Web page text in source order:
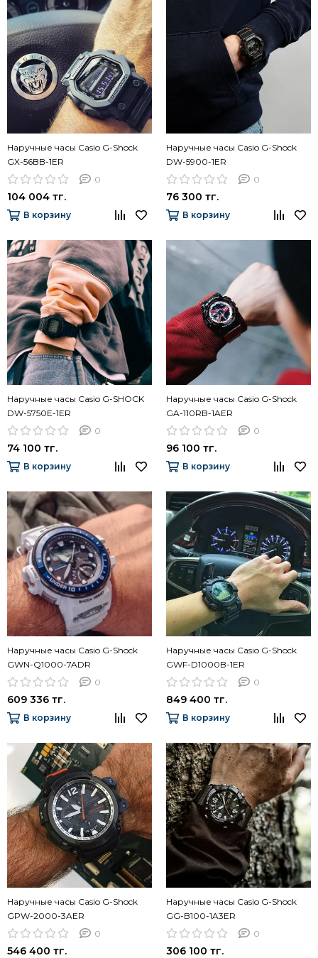
Наручные часы Casio G-Shock
GX-56BB-1ER
0
104 004 тг.
В корзину
Наручные часы Casio G-Shock
DW-5900-1ER
0
76 300 тг.
В корзину
Наручные часы Casio G-SHOCK
DW-5750E-1ER
0
74 100 тг.
В корзину
Наручные часы Casio G-Shock
GA-110RB-1AER
0
96 100 тг.
В корзину
Наручные часы Casio G-Shock
GWN-Q1000-7ADR
0
609 336 тг.
В корзину
Наручные часы Casio G-Shock
GWF-D1000B-1ER
0
849 400 тг.
В корзину
Наручные часы Casio G-Shock
GPW-2000-3AER
0
546 400 тг.
Наручные часы Casio G-Shock
GG-B100-1A3ER
0
306 100 тг.